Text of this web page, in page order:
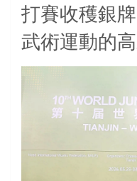
打賽收穫銀
武術運動的